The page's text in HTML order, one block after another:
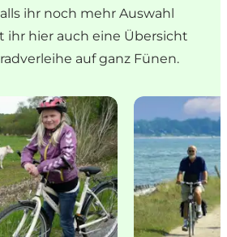
ihr noch mehr Auswahl
ihr hier auch eine Übersicht
auf ganz Fünen.
First Camp Bogense